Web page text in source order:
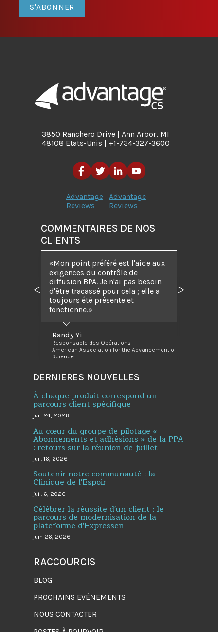
S'ABONNER
3850 Ranchero Drive | Ann Arbor, MI
48108 Etats-Unis | +1-734-327-3600
Advantage
Reviews
Advantage
Reviews
COMMENTAIRES DE NOS
CLIENTS
Mon point préféré est l'aide aux
exigences du contrôle de
diffusion BPA. Je n'ai pas besoin
d'être tracassé pour cela ; elle a
toujours été présente et
fonctionne.
Randy Yi
Responsable des Opérations
American Association for the Advancement of
Science
Précédent Suivant
DERNIERES NOUVELLES
À chaque produit correspond un
parcours client spécifique
juil. 24, 2026
Au cœur du groupe de pilotage «
Abonnements et adhésions » de la PPA
: retours sur la réunion de juillet
juil. 16, 2026
Soutenir notre communauté : la
Clinique de l'Espoir
juil. 6, 2026
Célébrer la réussite d'un client : le
parcours de modernisation de la
plateforme d'Expressen
juin 26, 2026
RACCOURCIS
BLOG
PROCHAINS EVÉNEMENTS
NOUS CONTACTER